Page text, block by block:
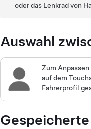
oder das Lenkradvon
Auswahl
Zum Anpassen
auf dem
Fahrerprofil